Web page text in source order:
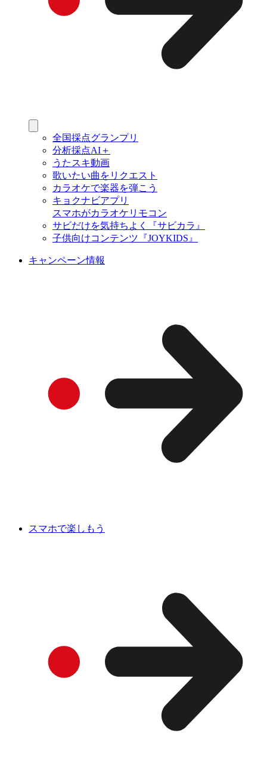
全国採点グランプリ
分析採点AI＋
うたスキ動画
歌いたい曲をリクエスト
カラオケで楽器を弾こう
キョクナビアプリ
スマホがカラオケリモコン
サビだけを気持ちよく『サビカラ』
子供向けコンテンツ『JOYKIDS』
キャンペーン情報
スマホで楽しもう